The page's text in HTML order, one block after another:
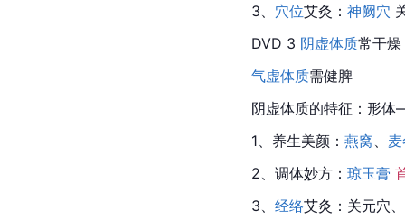
3、 穴位艾灸： 神阙穴
DVD 3 阴虚体质常干燥
气虚体质需健脾
阴虚体质的特征：形
1、养生美颜： 燕窝
2、调体妙方： 琼玉膏
3、 经络艾灸：关元穴